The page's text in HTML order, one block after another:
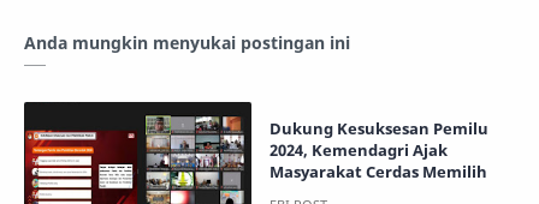
Anda mungkin menyukai postingan ini
Dukung Kesuksesan Pemilu
2024, Kemendagri Ajak
Masyarakat Cerdas Memilih